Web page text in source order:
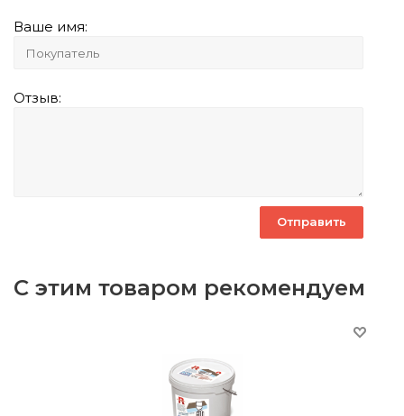
Ваше имя:
Отзыв:
С этим товаром рекомендуем